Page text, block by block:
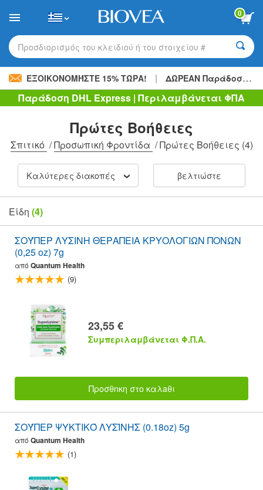
note:
website
includes
accessibility
system.
0
Προσδιορισμός του κλειδιού ή του στοιχείου #
ΕΞΟΙΚΟΝΟΜΉΣΤΕ 15% ΤΏΡΑ! | ΔΩΡΕΑΝ Παράδοση
Παράδοση DHL Express | Περιλαμβάνεται ΦΠΑ
Πρώτες Βοήθειες
Σπιτικό /Προσωπική Φροντίδα /Πρώτες Βοήθειες (4)
Καλύτερες διακοπές βελτιώστε
Είδη (4)
ΣΟΎΠΕΡ ΛΥΣΙΝΗ ΘΕΡΑΠΕΙΑ ΚΡΥΟΛΟΓΙΩΝ ΠΟΝΩΝ
(0,25 oz) 7g
από Quantum Health
(9)
23,55 €
Συμπεριλαμβάνεται Φ.Π.Α.
Προσθnκη στο καλaθι
ΣΟΎΠΕΡ ΨΥΚΤΙΚΌ ΛΥΣΊΝΗΣ (0.18oz) 5g
από Quantum Health
(1)